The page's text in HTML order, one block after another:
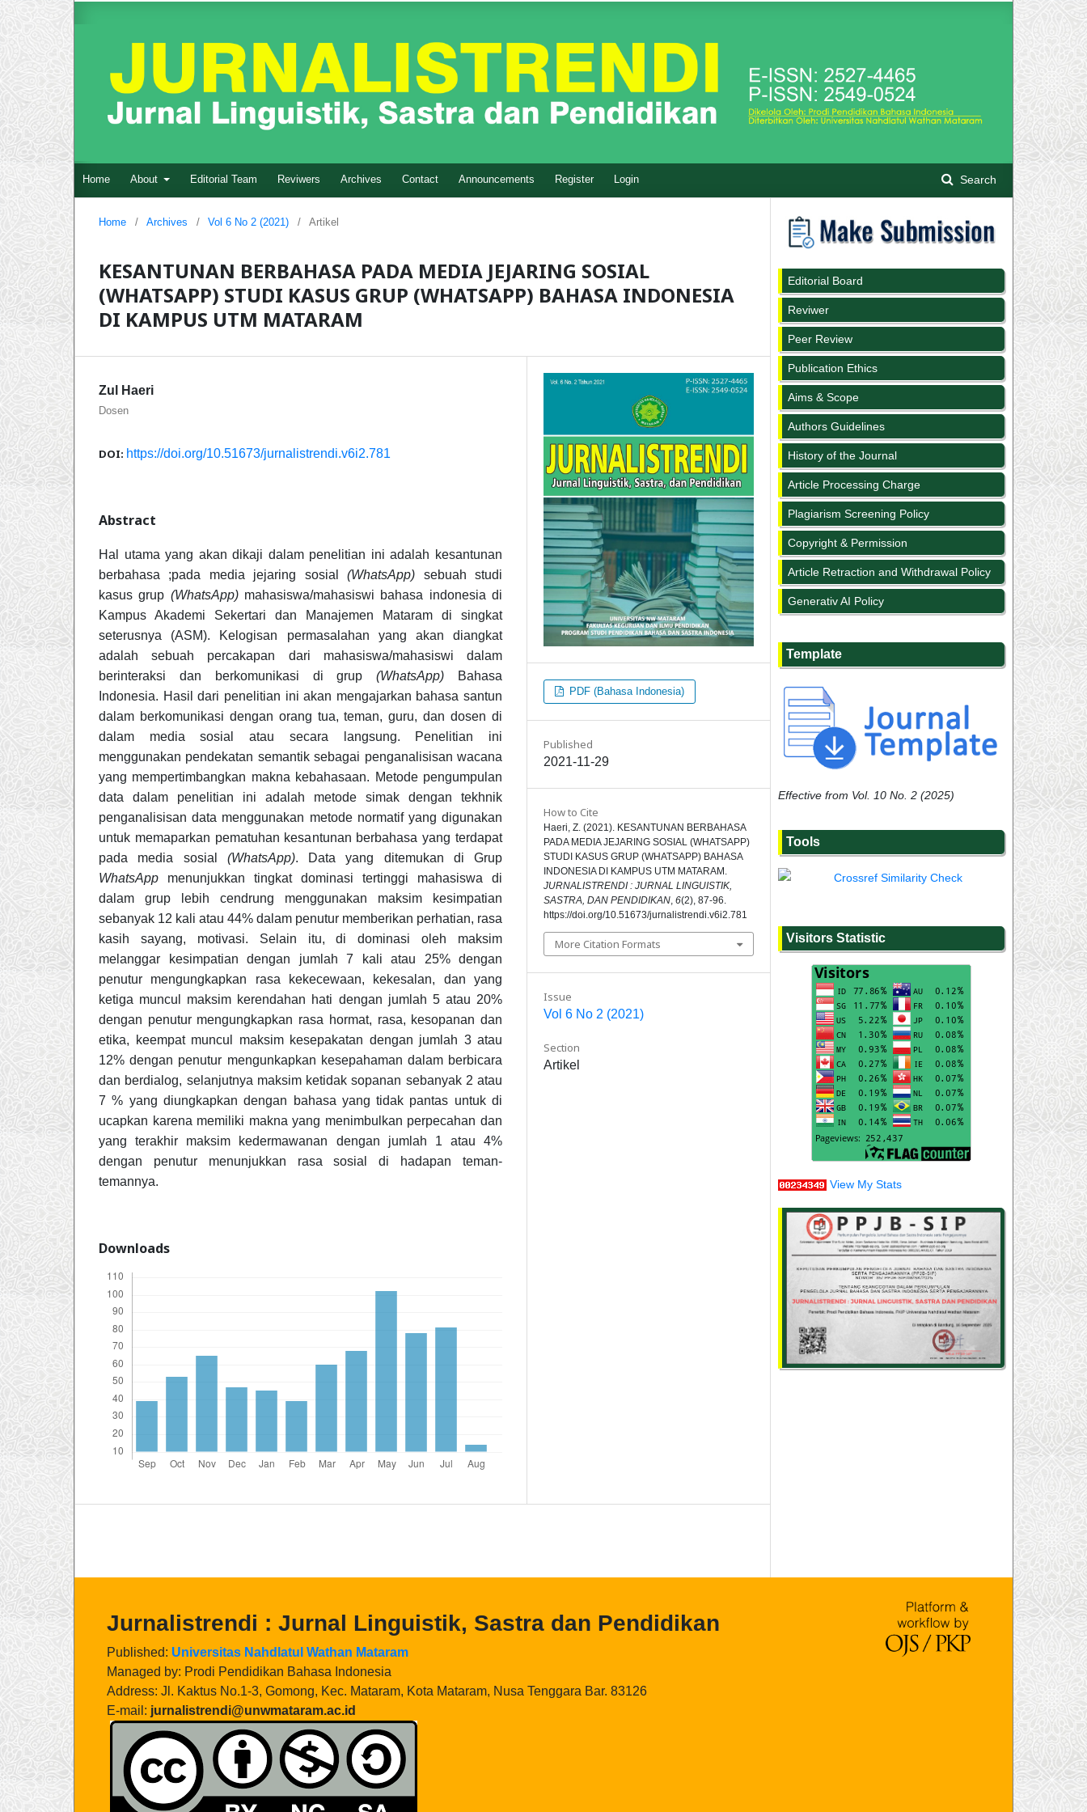
Home About Editorial Team Reviwers Archives Contact Announcements Register Login Search
Home / Archives / Vol 6 No 2 (2021) / Artikel
KESANTUNAN BERBAHASA PADA MEDIA JEJARING SOSIAL
(WHATSAPP) STUDI KASUS GRUP (WHATSAPP) BAHASA INDONESIA
DI KAMPUS UTM MATARAM
Zul Haeri
Dosen
DOI: https://doi.org/10.51673/jurnalistrendi.v6i2.781
Abstract
Hal utama yang akan dikaji dalam penelitian ini adalah kesantunan
berbahasa ;pada media jejaring sosial(WhatsApp) sebuah studi
kasus grup (WhatsApp)mahasiswa/mahasiswi bahasa indonesia di
Kampus Akademi Sekertari dan Manajemen Mataram di singkat
seterusnya (ASM). Kelogisan permasalahan yang akan diangkat
adalah sebuah percakapan dari mahasiswa/mahasiswi dalam
berinteraksi dan berkomunikasi di grup(WhatsApp) Bahasa
Indonesia. Hasil dari penelitian ini akan mengajarkan bahasa santun
dalam berkomunikasi dengan orang tua, teman, guru, dan dosen di
dalam media sosial atau secara langsung. Penelitian ini
menggunakan pendekatan semantik sebagai penganalisisan wacana
yang mempertimbangkan makna kebahasaan. Metode pengumpulan
data dalam penelitian ini adalah metode simak dengan tekhnik
penganalisisan data menggunakan metode normatif yang digunakan
untuk memaparkan pematuhan kesantunan berbahasa yang terdapat
pada media sosial (WhatsApp). Data yang ditemukan di Grup
WhatsApp menunjukkan tingkat dominasi tertinggi mahasiswa di
dalam grup lebih cendrung menggunakan maksim kesimpatian
sebanyak 12 kali atau 44% dalam penutur memberikan perhatian, rasa
kasih sayang, motivasi. Selain itu, di dominasi oleh maksim
melanggar kesimpatian dengan jumlah 7 kali atau 25% dengan
penutur mengungkapkan rasa kekecewaan, kekesalan, dan yang
ketiga muncul maksim kerendahan hati dengan jumlah 5 atau 20%
dengan penutur mengungkapkan rasa hormat, rasa, kesopanan dan
etika, keempat muncul maksim kesepakatan dengan jumlah 3 atau
12% dengan penutur mengunkapkan kesepahaman dalam berbicara
dan berdialog, selanjutnya maksim ketidak sopanan sebanyak 2 atau
7 % yang diungkapkan dengan bahasa yang tidak pantas untuk di
ucapkan karena memiliki makna yang menimbulkan perpecahan dan
yang terakhir maksim kedermawanan dengan jumlah 1 atau 4%
dengan penutur menunjukkan rasa sosial di hadapan teman-
temannya.
Downloads
PDF (Bahasa Indonesia)
Published
2021-11-29
How to Cite
Haeri, Z. (2021). KESANTUNAN BERBAHASA
PADA MEDIA JEJARING SOSIAL (WHATSAPP)
STUDI KASUS GRUP (WHATSAPP) BAHASA
INDONESIA DI KAMPUS UTM MATARAM.
JURNALISTRENDI : JURNAL LINGUISTIK,
SASTRA, DAN PENDIDIKAN 6(2), 87-96.
https://doi.org/10.51673/jurnalistrendi.v6i2.781
More Citation Formats
Issue
Vol 6 No 2 (2021)
Section
Artikel
Editorial Board
Reviwer
Peer Review
Publication Ethics
Aims & Scope
Authors Guidelines
History of the Journal
Article Processing Charge
Plagiarism Screening Policy
Copyright & Permission
Article Retraction and Withdrawal Policy
Generativ AI Policy
Template
Effective from Vol. 10 No. 2 (2025)
Tools
Visitors Statistic
View My Stats
Jurnalistrendi : Jurnal Linguistik, Sastra dan Pendidikan
Published: Universitas Nahdlatul Wathan Mataram
Managed by: Prodi Pendidikan Bahasa Indonesia
Address: Jl. Kaktus No.1-3, Gomong, Kec. Mataram, Kota Mataram, Nusa Tenggara Bar. 83126
E-mail: jurnalistrendi@unwmataram.ac.id